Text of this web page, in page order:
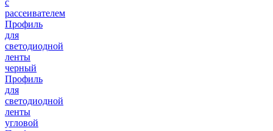
с
рассеивателем
Профиль
для
светодиодной
ленты
черный
Профиль
для
светодиодной
ленты
угловой